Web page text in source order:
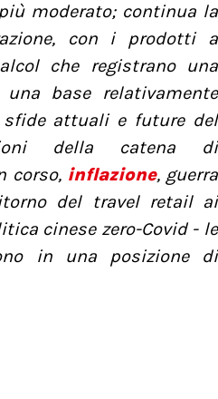
moderato; continua la
con i prodotti a
che registrano una
base relativamente
sfide attuali e future del
della catena di
corso, inflazione, guerra
del travel retail ai
cinese zero-Covid - le
in una posizione di